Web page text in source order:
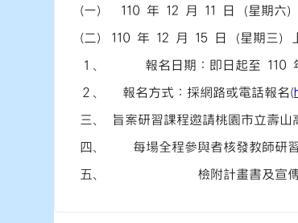
(一) 110 年 12 月 11 日（星期六
(二) 110 年 12 月 15 日（星期三）
１、 報名日期：即日起至 110
２、 報名方式：採網路或電話報名(
三、 旨案研習課程邀請桃園市立壽
四、 每場全程參與者核發教師研
五、 檢附計畫書及宣